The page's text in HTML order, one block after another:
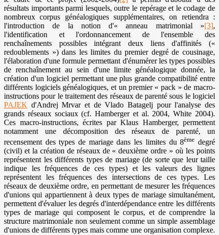
résultats importants parmi lesquels, outre le repérage et le codage de
nombreux corpus généalogiques supplémentaires, on retiendra :
l'introduction de la notion d'« anneau matrimonial »[3],
l'identification et l'ordonnancement de l'ensemble des
renchaînements possibles intégrant deux liens d'affinités («
redoublements ») dans les limites du premier degré de cousinage,
l'élaboration d'une formule permettant d'énumérer les types possibles
de renchaînement au sein d'une limite généalogique donnée, la
création d'un logiciel permettant une plus grande compatibilité entre
différents logiciels généalogiques, et un premier « pack » de macro-
instructions pour le traitement des réseaux de parenté sous le logiciel
PAJEK d'Andrej Mrvar et de Vlado Batagelj pour l'analyse des
grands réseaux sociaux (cf. Hamberger et al. 2004, White 2004).
Ces macro-instructions, écrites par Klaus Hamberger, permettent
notamment une décomposition des réseaux de parenté, un
recensement des types de mariage dans les limites du 8ème degré
(civil) et la création de réseaux de « deuxième ordre » où les points
représentent les différents types de mariage (de sorte que leur taille
indique les fréquences de ces types) et les valeurs des lignes
représentent les fréquences des intersections de ces types. Les
réseaux de deuxième ordre, en permettant de mesurer les fréquences
d'unions qui appartiennent à deux types de mariage simultanément,
permettent d'évaluer les degrés d'interdépendance entre les différents
types de mariage qui composent le corpus, et de comprendre la
structure matrimoniale non seulement comme un simple assemblage
d'unions de différents types mais comme une organisation complexe.